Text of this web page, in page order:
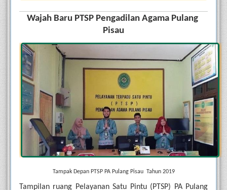
Wajah Baru PTSP Pengadilan Agama Pulang
Pisau
Tampak Depan PTSP PA Pulang Pisau  Tahun 2019
Tampilan ruang Pelayanan Satu Pintu (PTSP) PA Pulang